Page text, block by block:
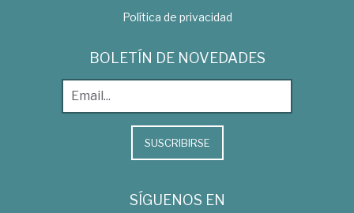
Política de privacidad
BOLETÍN DE NOVEDADES
SUSCRIBIRSE
SÍGUENOS EN